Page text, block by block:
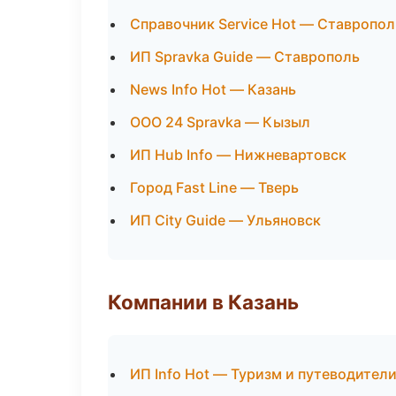
Справочник Service Hot —
ИП Spravka Guide — Ставрополь
News Info Hot — Казань
ООО 24 Spravka — Кызыл
ИП Hub Info — Нижневартовск
Город Fast Line — Тверь
ИП City Guide — Ульяновск
Компании в Казань
ИП Info Hot — Туризм и путеводители